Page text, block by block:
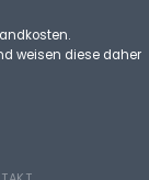
weisen diese daher